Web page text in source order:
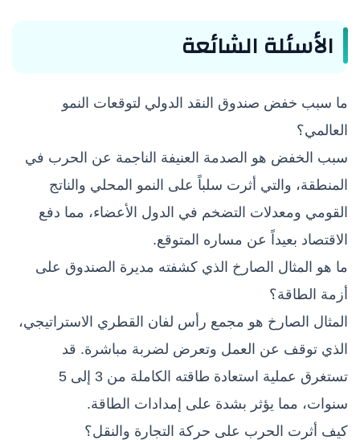
الأسئلة الشائعة
ما سبب خفض صندوق النقد الدولي لتوقعات النمو
العالمي؟
سبب الخفض هو الصدمة العنيفة الناجمة عن الحرب في
المنطقة، والتي أثرت سلباً على النمو المحلي والناتج
القومي ومعدلات التضخم في الدول الأعضاء، مما دفع
الاقتصاد بعيداً عن مساره المتوقع.
ما هو المثال الصارخ الذي كشفته مديرة الصندوق على
أزمة الطاقة؟
المثال الصارخ هو مجمع رأس لفان القطري الاستراتيجي،
الذي توقف عن العمل وتعرض لضربة مباشرة. قد
تستغرق عملية استعادة طاقته الكاملة من 3 إلى 5
سنوات، مما يؤثر بشدة على إمدادات الطاقة.
كيف أثرت الحرب على حركة التجارة والنقل؟